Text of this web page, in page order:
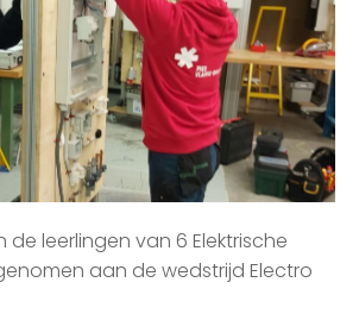
leerlingen van 6 Elektrische
aan de wedstrijd Electro